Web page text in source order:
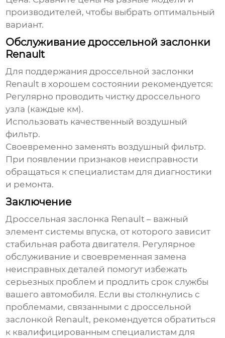
производителей, чтобы выбрать оптимальный
вариант.
Обслуживание дроссельной заслонки
Renault
Для поддержаниядроссельной заслонки
Renault в хорошем состоянии рекомендуется:
Регулярно проводить чистку дроссельного
узла (каждые км).
Использовать качественный воздушный
фильтр.
Своевременно заменять воздушный фильтр.
При появлении признаков неисправности
обращаться к специалистам для диагностики
и ремонта.
Заключение
Дроссельная заслонка Renault – важный
элемент системы впуска, от которого зависит
стабильная работа двигателя. Регулярное
обслуживание и своевременная замена
неисправных деталей помогут избежать
серьезных проблем и продлить срок службы
вашего автомобиля. Если вы столкнулись с
проблемами, связанными сдроссельной
заслонкой Renault, рекомендуется обратиться
к квалифицированным специалистам для